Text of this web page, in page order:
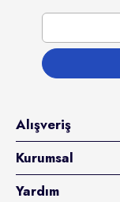
Alışveriş
Kurumsal
Yardım